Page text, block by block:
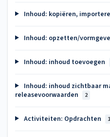
Inhoud: kopiëren,
Inhoud: opzetten/
Inhoud: inhoud toevoegen
Inhoud: inhoud zichtbaar
releasevoorwaarden
2
Activiteiten: Opdrachten